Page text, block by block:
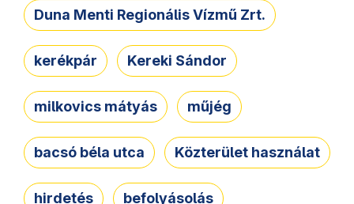
Duna Menti Regionális Vízmű Zrt.
kerékpár Kereki Sándor
milkovics mátyás műjég
bacsó béla utca Közterület használat
hirdetés befolyásolás